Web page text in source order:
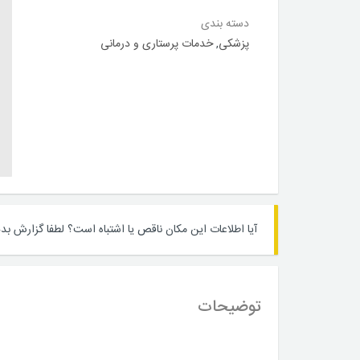
دسته بندی
پزشکی,خدمات پرستاری و درمانی
آیا اطلاعات این مکان ناقص یا اشتباه است؟ لطفا گزارش
توضیحات